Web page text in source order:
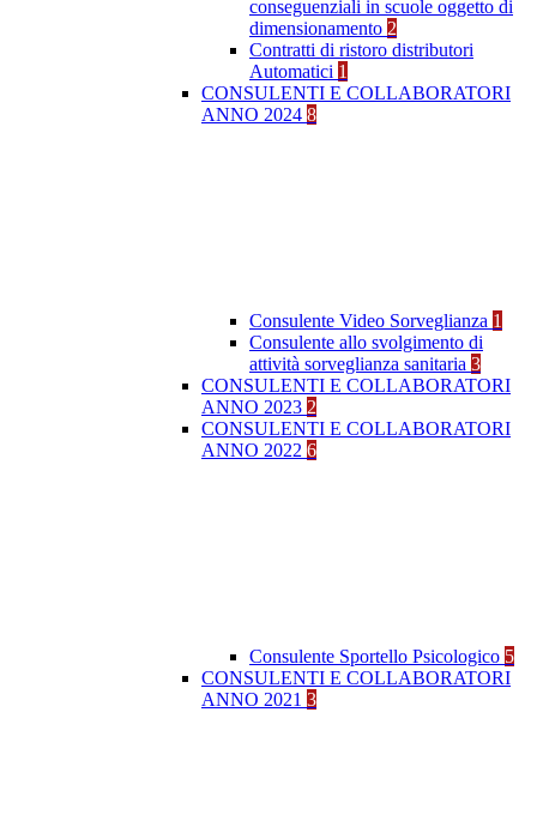
conseguenziali in scuole oggetto di
dimensionamento 2
Contratti di ristoro distributori
Automatici 1
CONSULENTI E COLLABORATORI
ANNO 2024 8
Consulente Video Sorveglianza 1
Consulente allo svolgimento di
attività sorveglianza sanitaria 3
CONSULENTI E COLLABORATORI
ANNO 2023 2
CONSULENTI E COLLABORATORI
ANNO 2022 6
Consulente Sportello Psicologico 5
CONSULENTI E COLLABORATORI
ANNO 2021 3